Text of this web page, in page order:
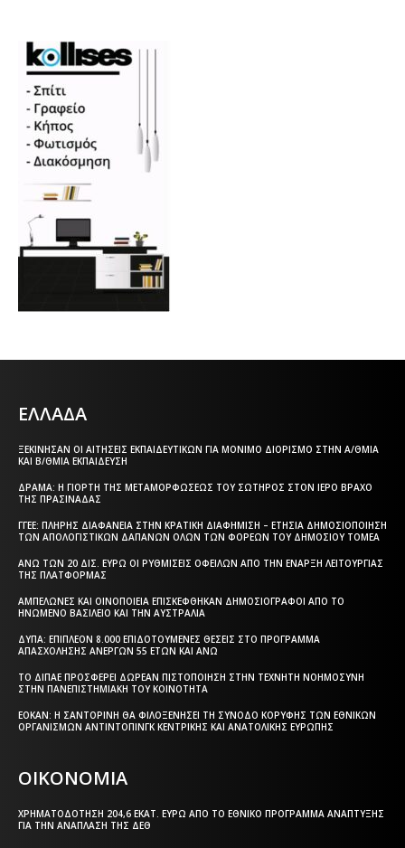
ΕΛΛΑΔΑ
ΞΕΚΊΝΗΣΑΝ ΟΙ ΑΙΤΉΣΕΙΣ ΕΚΠΑΙΔΕΥΤΙΚΏΝ ΓΙΑ ΜΌΝΙΜΟ ΔΙΟΡΙΣΜΌ ΣΤΗΝ Α/ΘΜΙΑ
ΚΑΙ Β/ΘΜΙΑ ΕΚΠΑΊΔΕΥΣΗ
ΔΡΆΜΑ: Η ΓΙΟΡΤΉ ΤΗΣ ΜΕΤΑΜΟΡΦΏΣΕΩΣ ΤΟΥ ΣΩΤΉΡΟΣ ΣΤΟΝ ΙΕΡΌ ΒΡΆΧΟ
ΤΗΣ ΠΡΑΣΙΝΆΔΑΣ
ΓΓΕΕ: ΠΛΉΡΗΣ ΔΙΑΦΆΝΕΙΑ ΣΤΗΝ ΚΡΑΤΙΚΉ ΔΙΑΦΉΜΙΣΗ – EΤΉΣΙΑ ΔΗΜΟΣΙΟΠΟΊΗΣΗ
ΤΩΝ ΑΠΟΛΟΓΙΣΤΙΚΏΝ ΔΑΠΑΝΏΝ ΌΛΩΝ ΤΩΝ ΦΟΡΈΩΝ ΤΟΥ ΔΗΜΟΣΊΟΥ ΤΟΜΈΑ
ΆΝΩ ΤΩΝ 20 ΔΙΣ. ΕΥΡΏ ΟΙ ΡΥΘΜΊΣΕΙΣ ΟΦΕΙΛΏΝ ΑΠΌ ΤΗΝ ΈΝΑΡΞΗ ΛΕΙΤΟΥΡΓΊΑΣ
ΤΗΣ ΠΛΑΤΦΌΡΜΑΣ
ΑΜΠΕΛΏΝΕΣ ΚΑΙ ΟΙΝΟΠΟΙΕΊΑ ΕΠΙΣΚΈΦΘΗΚΑΝ ΔΗΜΟΣΙΟΓΡΆΦΟΙ ΑΠΌ ΤΟ
ΗΝΩΜΈΝΟ ΒΑΣΊΛΕΙΟ ΚΑΙ ΤΗΝ ΑΥΣΤΡΑΛΊΑ
ΔΥΠΑ: ΕΠΙΠΛΈΟΝ 8.000 ΕΠΙΔΟΤΟΎΜΕΝΕΣ ΘΈΣΕΙΣ ΣΤΟ ΠΡΌΓΡΑΜΜΑ
ΑΠΑΣΧΌΛΗΣΗΣ ΑΝΈΡΓΩΝ 55 ΕΤΏΝ ΚΑΙ ΆΝΩ
ΤΟ ΔΙΠΑΕ ΠΡΟΣΦΈΡΕΙ ΔΩΡΕΆΝ ΠΙΣΤΟΠΟΊΗΣΗ ΣΤΗΝ ΤΕΧΝΗΤΉ ΝΟΗΜΟΣΎΝΗ
ΣΤΗΝ ΠΑΝΕΠΙΣΤΗΜΙΑΚΉ ΤΟΥ ΚΟΙΝΌΤΗΤΑ
ΕΟΚΑΝ: Η ΣΑΝΤΟΡΊΝΗ ΘΑ ΦΙΛΟΞΕΝΉΣΕΙ ΤΗ ΣΎΝΟΔΟ ΚΟΡΥΦΉΣ ΤΩΝ ΕΘΝΙΚΏΝ
ΟΡΓΑΝΙΣΜΏΝ ΑΝΤΙΝΤΌΠΙΝΓΚ ΚΕΝΤΡΙΚΉΣ ΚΑΙ ΑΝΑΤΟΛΙΚΉΣ ΕΥΡΏΠΗΣ
ΟΙΚΟΝΟΜΙΑ
ΧΡΗΜΑΤΟΔΌΤΗΣΗ 204,6 ΕΚΑΤ. ΕΥΡΏ ΑΠΌ ΤΟ ΕΘΝΙΚΌ ΠΡΌΓΡΑΜΜΑ ΑΝΆΠΤΥΞΗΣ
ΓΙΑ ΤΗΝ ΑΝΆΠΛΑΣΗ ΤΗΣ ΔΕΘ